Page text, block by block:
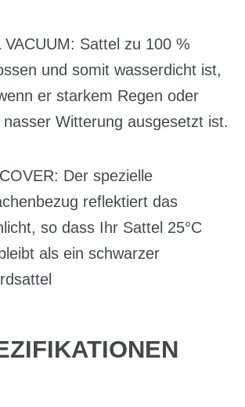
VACUUM: Sattel zu 100 %
und somit wasserdicht ist,
er starkem Regen oder
Witterung ausgesetzt ist.
Der spezielle
reflektiert das
so dass Ihr Sattel 25°C
als ein schwarzer